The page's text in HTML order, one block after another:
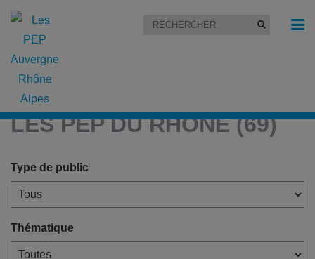
Accueil»
LES PEP DU RHÔNE (69)
Type de public
Thématique